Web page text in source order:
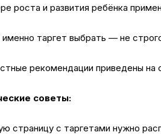
роста и развития ребёнка
именно таргет выбрать — не
рекомендации приведены на
советы:
страницу с таргетами нужно